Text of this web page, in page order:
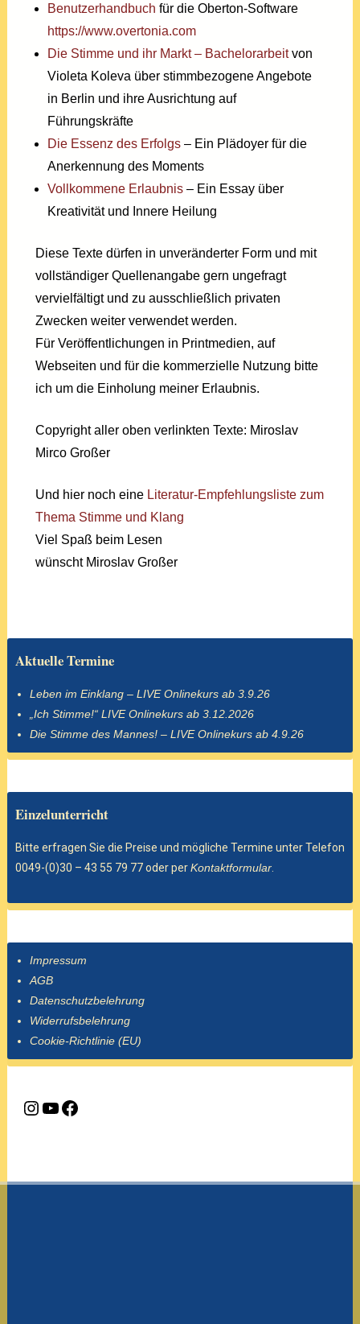
Benutzerhandbuch für die Oberton-Software
https://www.overtonia.com
Die Stimme und ihr Markt – Bachelorarbeitvon
Violeta Koleva über stimmbezogene Angebote
in Berlin und ihre Ausrichtung auf
Führungskräfte
Die Essenz des Erfolgs – Ein Plädoyer für die
Anerkennung des Moments
Vollkommene Erlaubnis – Ein Essay über
Kreativität und Innere Heilung
Diese Texte dürfen in unveränderter Form und mit
vollständiger Quellenangabe gern ungefragt
vervielfältigt und zu ausschließlich privaten
Zwecken weiter verwendet werden.
Für Veröffentlichungen in Printmedien, auf
Webseiten und für die kommerzielle Nutzung bitte
ich um die Einholung meiner Erlaubnis.
Copyright aller oben verlinkten Texte: Miroslav
Mirco Großer
Und hier noch eine Literatur-Empfehlungsliste zum
Thema Stimme und Klang
Viel Spaß beim Lesen
wünscht Miroslav Großer
Aktuelle Termine
Leben im Einklang – LIVE Onlinekurs ab 3.9.26
„Ich Stimme!“ LIVE Onlinekurs ab 3.12.2026
Die Stimme des Mannes! – LIVE Onlinekurs ab 4.9.26
Einzelunterricht
Bitte erfragen Sie die Preise und mögliche Termine unter Telefon
0049-(0)30 – 43 55 79 77 oder perKontaktformular
Impressum
AGB
Datenschutzbelehrung
Widerrufsbelehrung
Cookie-Richtlinie (EU)